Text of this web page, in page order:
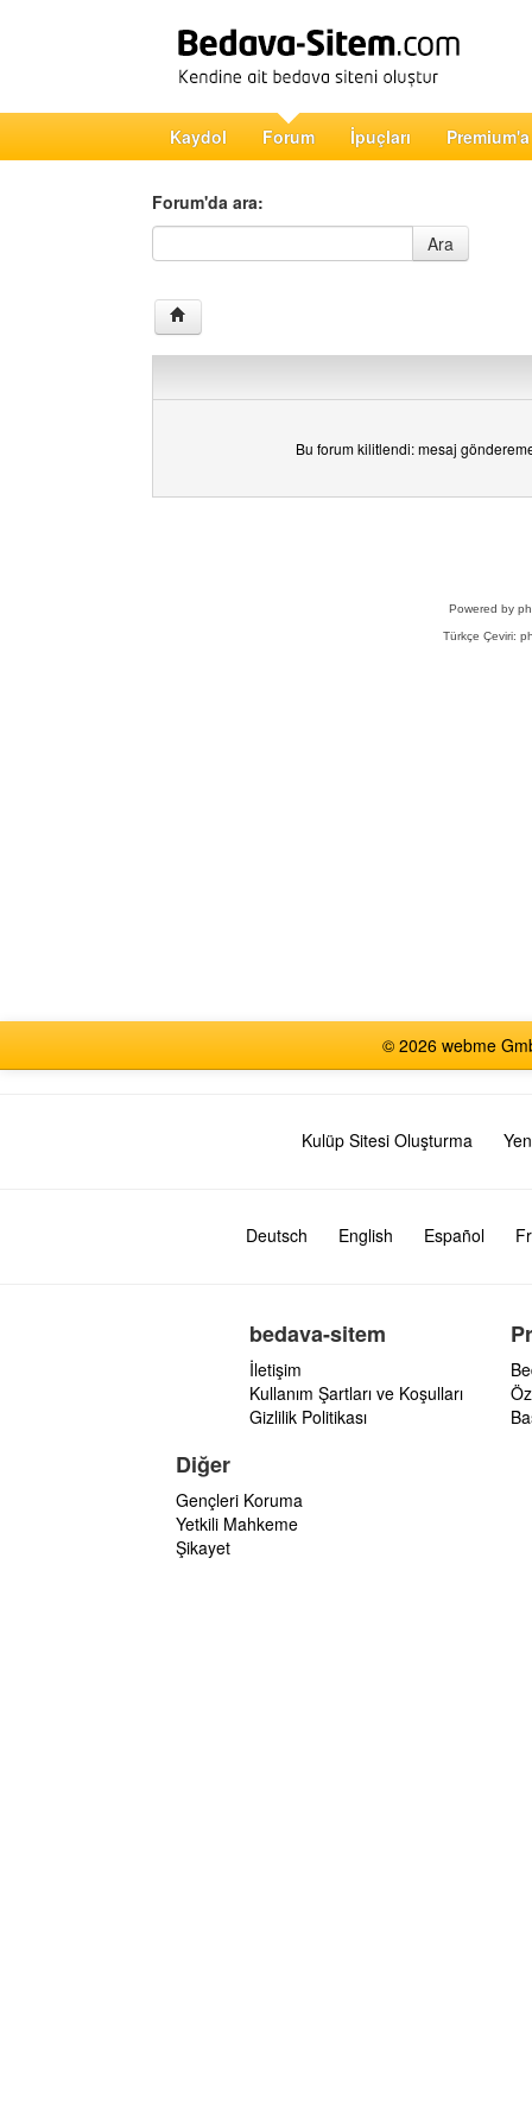
Kaydol Forum İpuçları
Forum'da ara:
Forum'da ara
Ara
Bu forum kilitlendi: mesaj
Powered by
Türkçe Çeviri:
© 2026 webme
Kulüp Sitesi Oluşturma
Deutsch English Español
bedava-sitem
İletişim
Kullanım Şartları ve Koşulları
Gizlilik Politikası
Diğer
Gençleri Koruma
Yetkili Mahkeme
Şikayet